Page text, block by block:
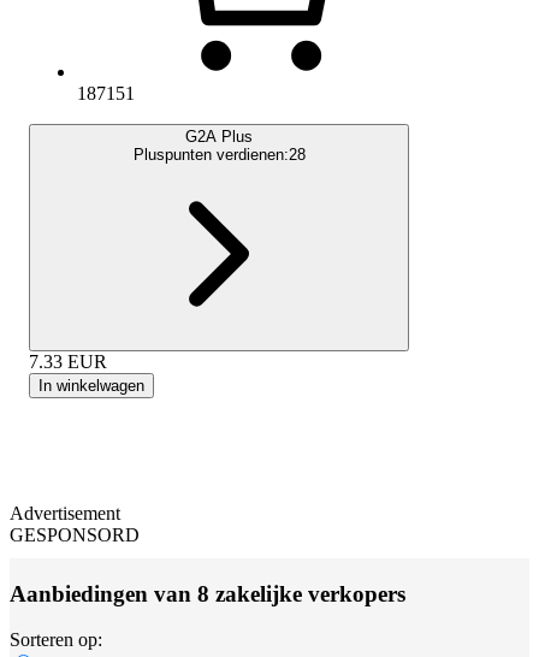
187151
G2A Plus
Pluspunten verdienen:28
7.33 EUR
In winkelwagen
Advertisement
GESPONSORD
Aanbiedingen van 8 zakelijke verkopers
Sorteren op: